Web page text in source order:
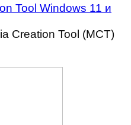
Tool Windows 11 и
Creation Tool (MCT)